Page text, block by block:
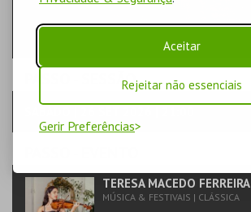
Aceitar
Rejeitar não essenciais
Gerir Preferências
- SESSÃO
TERESA MACEDO FERREIRA
MÚSICA & FESTIVAIS | CLÁSSICA